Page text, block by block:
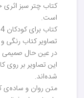
کتاب چتر سبز اثری
است.
کتاب برای کودکان 4 تا 8 سال طراحی و نوشته شده است.
تصاویر کتاب رنگی
در عین حال صمیمی
این تصاویر بر روی
شده‌اند.
متن روان و ساده‌ی